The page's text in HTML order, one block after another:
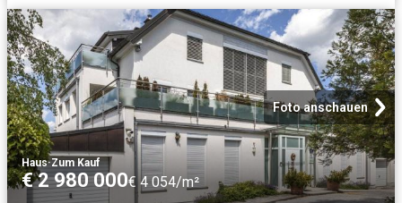
Foto anschauen
Haus·Zum Kauf
€ 2 980 000€ 4 054/m²